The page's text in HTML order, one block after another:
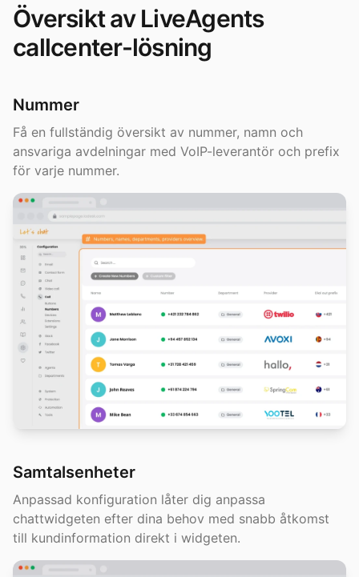
Översikt av LiveAgents
callcenter-lösning
Nummer
Få en fullständig översikt av nummer, namn och
ansvariga avdelningar med VoIP-leverantör och prefix
för varje nummer.
Samtalsenheter
Anpassad konfiguration låter dig anpassa
chattwidgeten efter dina behov med snabb åtkomst
till kundinformation direkt i widgeten.